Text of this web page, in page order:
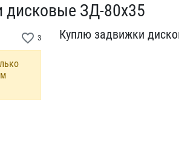
​ЗД-80х35
favorite_border 3 Куплю задвижки